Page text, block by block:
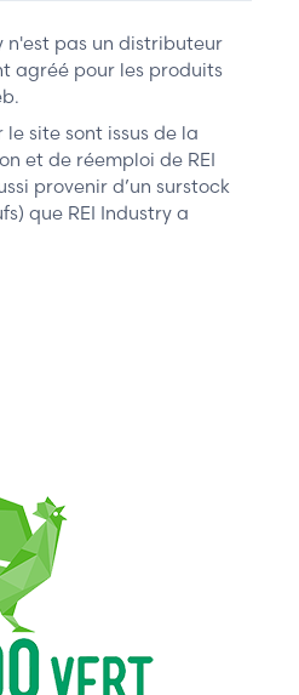
n'est pas un distributeur
agréé pour les produits
le site sont issus de la
et de réemploi de REI
provenir d’un surstock
que REI Industry a